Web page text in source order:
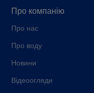
Про компанію
Про нас
Про воду
Новини
Відеоогляди